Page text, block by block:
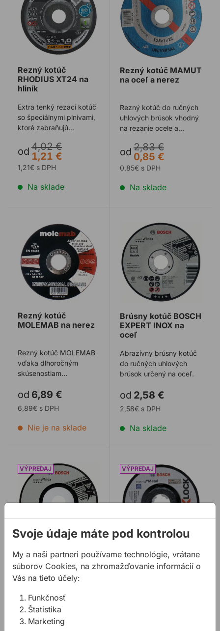
Rezný kotúč
RHODIUS XT24 na
hliník
Extra tenký rezací kotúč
so špeciálnymi plnivami,
ktoré zabraňujú
Ideálne tiež pr ...
od 4,02 €
1,21 €
1,21€ s DPH
Na sklade
Rezný kotúč MAMUT
na oceľ a nerez
Rezný kotúč do ručných
uhlových brúsok vhodný
na rezanie ocele a
od 2,83 €
0,85 €
0,85€ s DPH
Na sklade
Rezný kotúč MOLEMAB na nerez
Rezný kotúč
MOLEMAB na nerez
Rezný kotúč MOLEMAB
vďaka dlhoročným
skúsenostiam
životnosťou a
vynikajúcim pomer ...
od 6,89 €
6,89€ s DPH
Nie je na sklade
Brúsny kotúč BOSCH
Brúsny kotúč BOSCH
EXPERT INOX na
oceľ
Abrazívny brúsny kotúč
do ručných uhlových
brúsok určený na oceľ.
od 2,58 €
2,58€ s DPH
Na sklade
Brúsny kotúč BOSCH EXPERT INOX na nerez
Brúsny kotúč BOSCH
EXPERT INOX na
nerez
Abrazívny brúsny kotúč
do ručných uhlových
brúsok určený na nerez.
Brúsny kotúč BOSCH
Brúsny kotúč BOSCH
125x6mm X-Lock
Svoje údaje máte pod kontrolou
My a naši partneri používame technológie, vrátane
súborov Cookies, na zhromažďovanie informácií o
Vás na tieto účely:
Funkčnosť
Štatistika
Marketing